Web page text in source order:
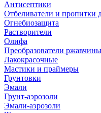
Антисептики
Отбеливатели и пропитки
Огнебиозащита
Растворители
Олифа
Преобразователи ржавчины
Лакокрасочные
Мастики и праймеры
Грунтовки
Эмали
Грунт-аэрозоли
Эмали-аэрозоли